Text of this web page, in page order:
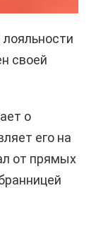
своей
о
его на
от прямых